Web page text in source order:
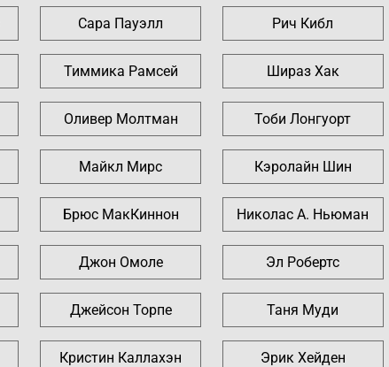
Сара Пауэлл Рич Кибл
Тиммика Рамсей Шираз Хак
Оливер Молтман Тоби Лонгуорт
Майкл Мирс Кэролайн Шин
Брюс МакКиннон Николас А. Ньюман
Джон Омоле Эл Робертс
Джейсон Торпе Таня Муди
Кристин Каллахэн Эрик Хейден